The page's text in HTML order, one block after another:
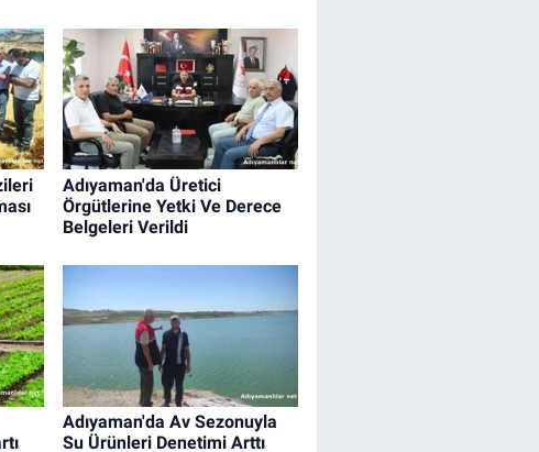
Adıyaman'da Üretici
Örgütlerine Yetki Ve Derece
Belgeleri Verildi
Adıyaman'da Av Sezonuyla
Su Ürünleri Denetimi Arttı